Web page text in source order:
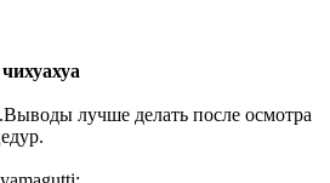
лучше делать после осмотра